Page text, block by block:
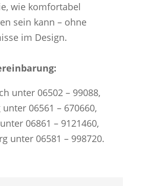
wie komfortabel
sein kann – ohne
im Design.
unter 06502 – 99088,
06561 – 670660,
06861 – 9121460,
unter 06581 – 998720.